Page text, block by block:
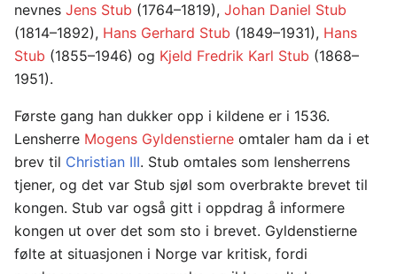
nevnes Jens Stub (1764–1819), Johan Daniel Stub
(1814–1892), Hans Gerhard Stub (1849–1931), Hans
Stub (1855–1946) og Kjeld Fredrik Karl Stub (1868–
1951).
Første gang han dukker opp i kildene er i 1536.
Lensherre Mogens Gyldenstierne omtaler ham da i et
brev til Christian III. Stub omtales som lensherrens
tjener, og det var Stub sjøl som overbrakte brevet til
kongen. Stub var også gitt i oppdrag å informere
kongen ut over det som sto i brevet. Gyldenstierne
følte at situasjonen i Norge var kritisk, fordi